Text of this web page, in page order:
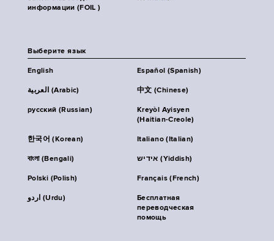
информации (FOIL )
Выберите язык
English Español (Spanish)
العربية (Arabic) 中文 (Chinese)
русский (Russian)
Kreyòl Ayisyen
(Haitian-Creole)
한국어 (Korean) Italiano (Italian)
বাংলা (Bengali) אידיש (Yiddish)
Polski (Polish) Français (French)
اردو (Urdu)
Бесплатная
переводческая
помощь